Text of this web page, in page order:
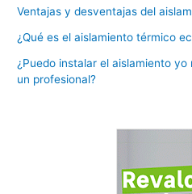
Ventajas y desventajas del
¿Qué es el aislamiento térmico
¿Puedo instalar el aislamiento
un profesional?